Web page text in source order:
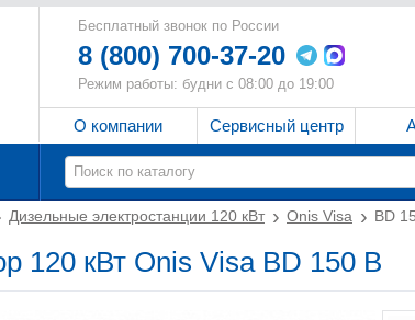
Бесплатный звонок по России
8 (800) 700-37-20
Режим работы: будни с 08:00 до 19:00
О компании Сервисный центр
Дизельные электростанции 120 кВт Onis Visa BD
120 кВт Onis Visa BD 150 B